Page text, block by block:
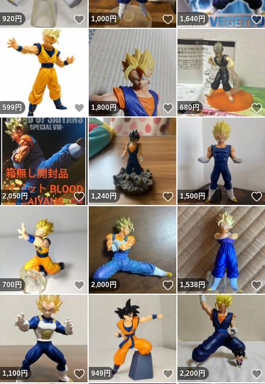
920円 いいね！
1,000円 いいね！
1,640円
599円 いいね！
1,800円 いいね！
680円
2,050円 いいね！
1,240円 いいね！
1,500円
700円 いいね！
2,000円 いいね！
1,538円
1,100円 いいね！
949円 いいね！
2,200円